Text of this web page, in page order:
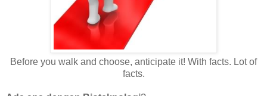
Before you walk and choose, anticipate it! With facts. Lot of
facts.